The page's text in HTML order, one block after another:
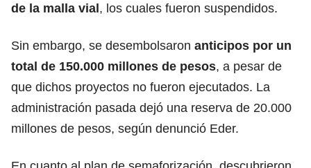
de la malla vial, los cuales fueron suspendidos.
Sin embargo, se desembolsaron anticipos por un
total de 150.000 millones de pesos, a pesar de
que dichos proyectos no fueron ejecutados. La
administración pasada dejó una reserva de 20.000
millones de pesos, según denunció Eder.